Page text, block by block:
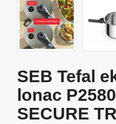
SEB Tefal
lonac
SECURE